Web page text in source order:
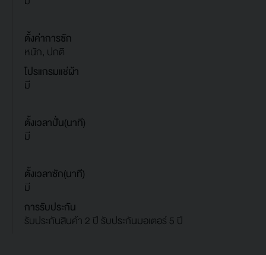
ตั้งค่าการซัก
หนัก, ปกติ
โปรแกรมแช่ผ้า
มี
ตั้งเวลาปั่น(นาที)
มี
ตั้งเวลาซัก(นาที)
มี
การรับประกัน
รับประกันสินค้า 2 ปี รับประกันมอเตอร์ 5 ปี